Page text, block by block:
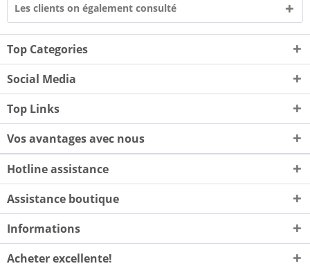
Les clients on également consulté
Top Categories
Social Media
Top Links
Vos avantages avec nous
Hotline assistance
Assistance boutique
Informations
Acheter excellente!